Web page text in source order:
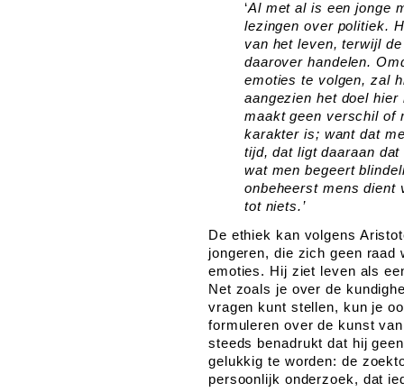
‘Al met al is een jonge
lezingen over politiek.
van het leven, terwijl
daarover handelen.
emoties te volgen, zal
aangezien het doel
maakt geen verschil of
karakter is; want dat
tijd, dat ligt daaraan
wat men begeert
onbeheerst mens dient
tot niets.’
De ethiek kan volgens
jongeren, die zich geen raad
emoties. Hij ziet leven als
Net zoals je over de
vragen kunt stellen, kun je
formuleren over de kunst
steeds benadrukt dat hij
gelukkig te worden: de
persoonlijk onderzoek, dat